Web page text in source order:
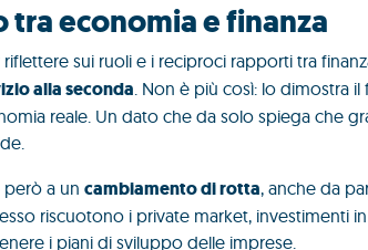
economia e finanza
sui ruoli e i reciproci rapporti tra
alla seconda. Non è più così: lo dimostra
reale. Un dato che da solo spiega che
a un cambiamento di rotta, anche da
riscuotono i private market, investimenti
i piani di sviluppo delle imprese.